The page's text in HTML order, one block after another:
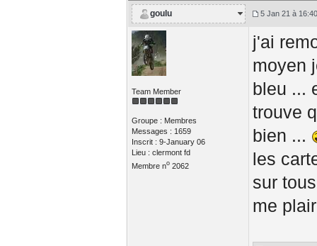
goulu 5 Jan 21 à 16:40
Team Member
Groupe : Membres
Messages : 1659
Inscrit : 9-January 06
Lieu : clermont fd
Membre no2062
j'ai
moyen
bleu ...
trouve
bien ...
les
sur
me